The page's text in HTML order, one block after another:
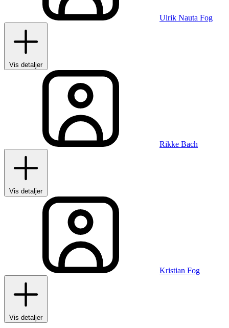
Ulrik Nauta Fog
Vis detaljer
Rikke Bach
Vis detaljer
Kristian Fog
Vis detaljer